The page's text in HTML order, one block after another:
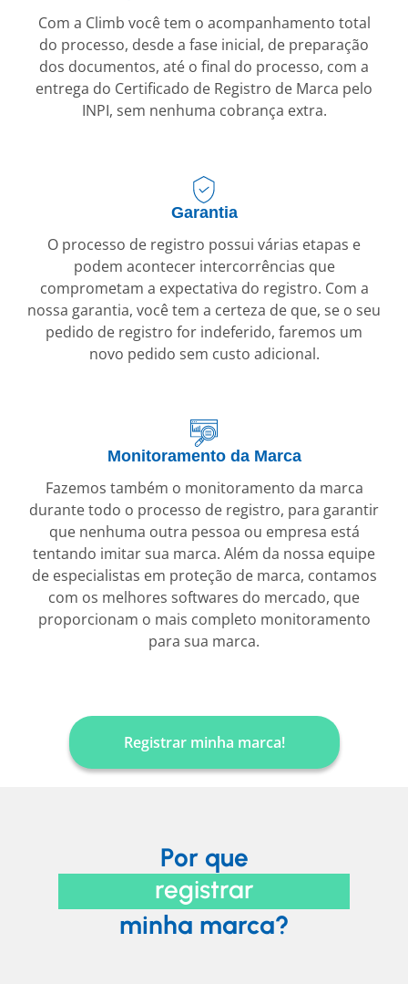
Com a Climb você tem o acompanhamento total
do processo, desde a fase inicial, de preparação
dos documentos, até o final do processo, com a
entrega do Certificado de Registro de Marca pelo
INPI, sem nenhuma cobrança extra.
Garantia
O processo de registro possui várias etapas e
podem acontecer intercorrências que
comprometam a expectativa do registro. Com a
nossa garantia, você tem a certeza de que, se o seu
pedido de registro for indeferido, faremos um
novo pedido sem custo adicional.
Monitoramento da Marca
Fazemos também o monitoramento da marca
durante todo o processo de registro, para garantir
que nenhuma outra pessoa ou empresa está
tentando imitar sua marca. Além da nossa equipe
de especialistas em proteção de marca, contamos
com os melhores softwares do mercado, que
proporcionam o mais completo monitoramento
para sua marca.
Registrar minha marca!
Por que
registrar
minha marca?